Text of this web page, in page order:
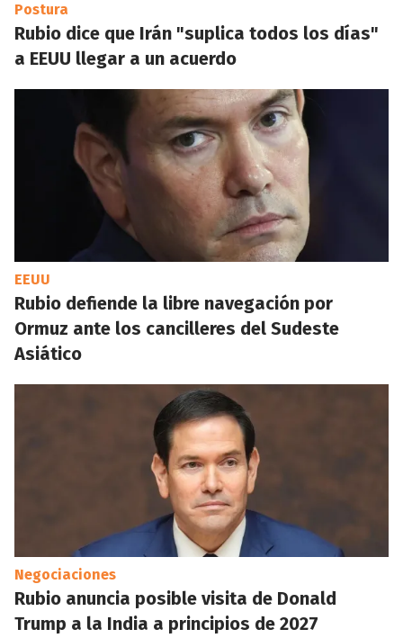
Postura
Rubio dice que Irán "suplica todos los días"
a EEUU llegar a un acuerdo
EEUU
Rubio defiende la libre navegación por
Ormuz ante los cancilleres del Sudeste
Asiático
Negociaciones
Rubio anuncia posible visita de Donald
Trump a la India a principios de 2027